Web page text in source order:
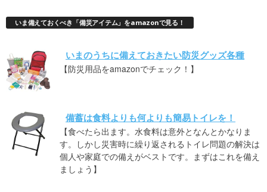
いま備えておくべき「備災アイテム」をamazonで見る！
いまのうちに備えておきたい防災グッズ各種
【防災用品をamazonでチェック！】
備蓄は食料よりも何よりも簡易トイレを！
【食べたら出ます。水食料は意外となんとかなりま
す。しかし災害時に繰り返されるトイレ問題の解決は
個人や家庭での備えがベストです。まずはこれを備え
ましょう】